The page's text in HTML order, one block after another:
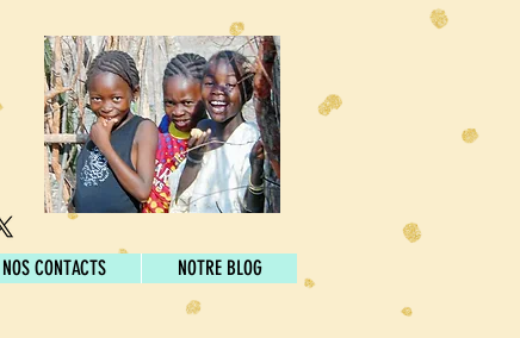
NOS CONTACTS NOTRE BLOG